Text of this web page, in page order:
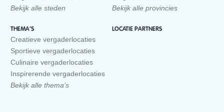
Bekijk alle steden
Bekijk alle provincies
THEMA’S
Creatieve vergaderlocaties
Sportieve vergaderlocaties
Culinaire vergaderlocaties
Inspirerende vergaderlocaties
Bekijk alle thema’s
LOCATIE PARTNERS